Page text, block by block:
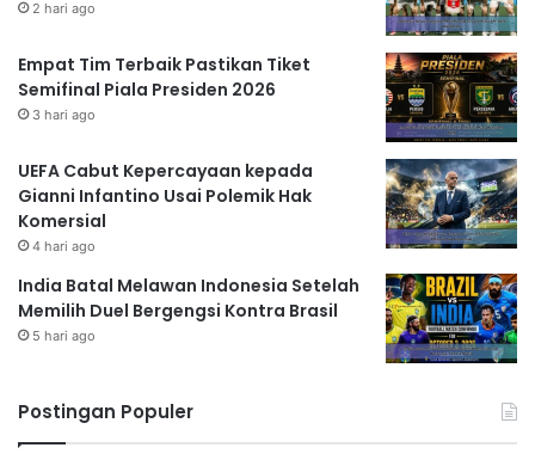
2 hari ago
Empat Tim Terbaik Pastikan Tiket
Semifinal Piala Presiden 2026
3 hari ago
UEFA Cabut Kepercayaan kepada
Gianni Infantino Usai Polemik Hak
Komersial
4 hari ago
India Batal Melawan Indonesia Setelah
Memilih Duel Bergengsi Kontra Brasil
5 hari ago
Postingan Populer